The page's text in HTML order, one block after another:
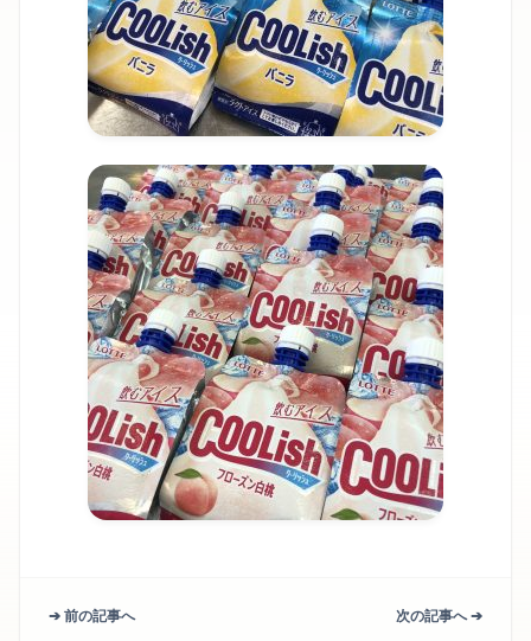
➔ 前の記事へ 次の記事へ ➔